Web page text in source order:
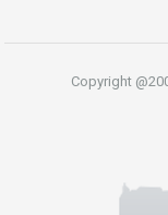
Copyright